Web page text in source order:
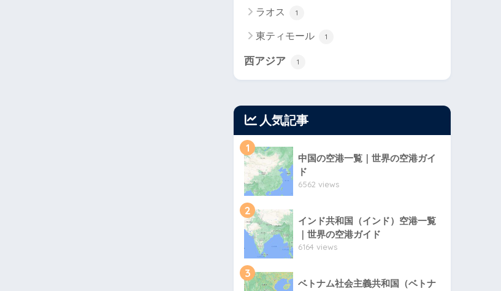
ラオス 1
東ティモール 1
西アジア 1
人気記事
1
中国の空港一覧｜世界の空港ガイ
ド
6562 views
2
インド共和国（インド）空港一覧
｜世界の空港ガイド
6164 views
3
ベトナム社会主義共和国（ベトナ